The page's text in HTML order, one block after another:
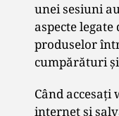
unei sesiuni
aspecte
produselor
cumpărături
Când
internet şi